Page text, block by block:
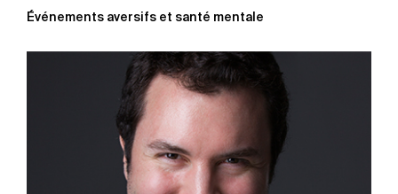
Événements aversifs et santé mentale